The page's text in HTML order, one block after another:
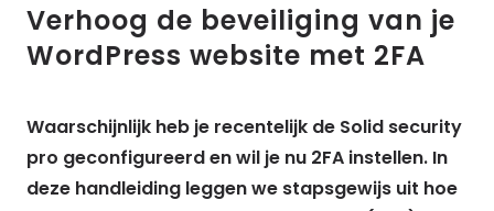
Verhoog de beveiliging van je
WordPress website met 2FA
Waarschijnlijk heb je recentelijk de Solid security
pro geconfigureerd en wil je nu 2FA instellen. In
deze handleiding leggen we stapsgewijs uit hoe